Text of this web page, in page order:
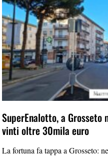
SuperEnalotto, a Grosseto
vinti oltre 30mila euro
La fortuna fa tappa a Grosseto: